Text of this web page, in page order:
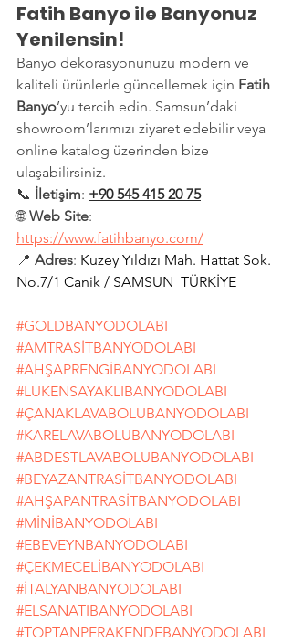
Fatih Banyo ile Banyonuz
Yenilensin!
Banyo dekorasyonunuzu modern ve
kaliteli ürünlerle güncellemek için Fatih
Banyo’yu tercih edin. Samsun’daki
showroom’larımızı ziyaret edebilir veya
online katalog üzerinden bize
ulaşabilirsiniz.
📞 İletişim: +90 545 415 20 75
🌐 Web Site:
https://www.fatihbanyo.com/
📍 Adres: Kuzey Yıldızı Mah. Hattat Sok.
No.7/1 Canik / SAMSUN  TÜRKİYE
#GOLDBANYODOLABI
#AMTRASİTBANYODOLABI
#AHŞAPRENGİBANYODOLABI
#LUKENSAYAKLIBANYODOLABI
#ÇANAKLAVABOLUBANYODOLABI
#KARELAVABOLUBANYODOLABI
#ABDESTLAVABOLUBANYODOLABI
#BEYAZANTRASİTBANYODOLABI
#AHŞAPANTRASİTBANYODOLABI
#MİNİBANYODOLABI
#EBEVEYNBANYODOLABI
#ÇEKMECELİBANYODOLABI
#İTALYANBANYODOLABI
#ELSANATIBANYODOLABI
#TOPTANPERAKENDEBANYODOLABI